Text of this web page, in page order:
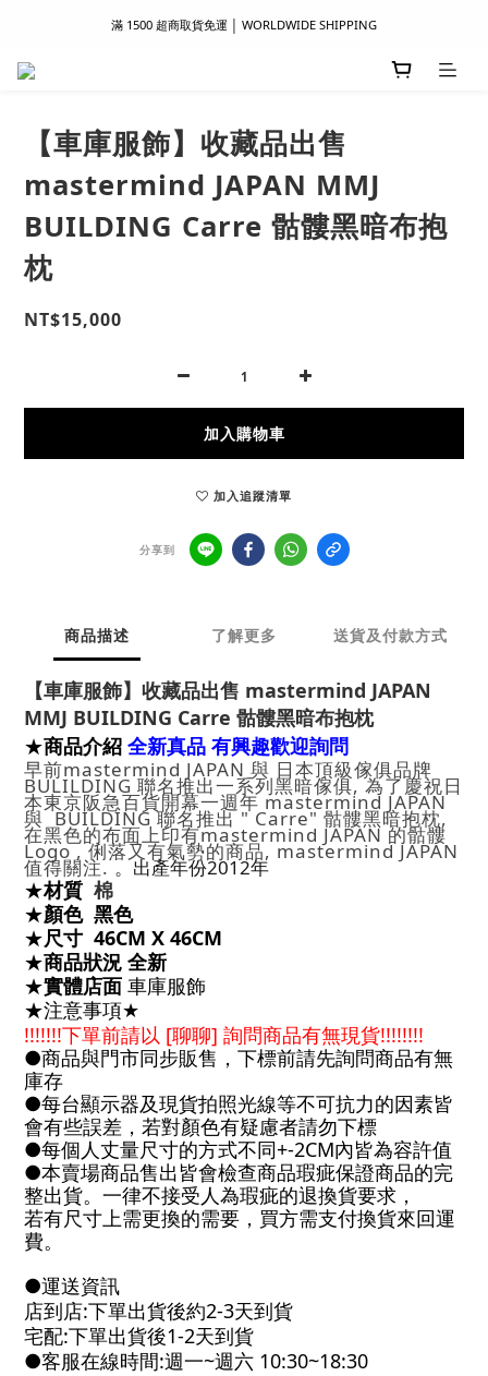
滿 1500 超商取貨免運 │ WORLDWIDE SHIPPING
滿 1500 超商取貨免運 │ WORLDWIDE SHIPPING
滿 1500 超商取貨免運 │ WORLDWIDE SHIPPING
【車庫服飾】收藏品出售
mastermind JAPAN MMJ
BUILDING Carre 骷髏黑暗布抱
枕
NT$15,000
加入購物車
加入追蹤清單
分享到
商品描述 了解更多 送貨及付款方式
【車庫服飾】收藏品出售 mastermind JAPAN
MMJ BUILDING Carre 骷髏黑暗布抱枕
★商品介紹 全新真品 有興趣歡迎詢問
早前mastermind JAPAN 與 日本頂級傢俱品牌
BULILDING 聯名推出一系列黑暗傢俱, 為了慶祝日
本東京阪急百貨開幕一週年 mastermind JAPAN
與 BUILDING 聯名推出 " Carre" 骷髏黑暗抱枕,
在黑色的布面上印有mastermind JAPAN 的骷髏
Logo , 俐落又有氣勢的商品, mastermind JAPAN
值得關注.。出產年份2012年
★材質 棉
★顏色黑色
★尺寸 46CM X 46CM
★商品狀況 全新
★實體店面 車庫服飾
★注意事項★
!!!!!!!下單前請以 [聊聊] 詢問商品有無現貨!!!!!!!!
●商品與門市同步販售，下標前請先詢問商品有無
庫存
●每台顯示器及現貨拍照光線等不可抗力的因素皆
會有些誤差，若對顏色有疑慮者請勿下標
●每個人丈量尺寸的方式不同+-2CM內皆為容許值
●本賣場商品售出皆會檢查商品瑕疵保證商品的完
整出貨。一律不接受人為瑕疵的退換貨要求，
若有尺寸上需更換的需要，買方需支付換貨來回運
費。
●運送資訊
店到店:下單出貨後約2-3天到貨
宅配:下單出貨後1-2天到貨
●客服在線時間:週一~週六 10:30~18:30